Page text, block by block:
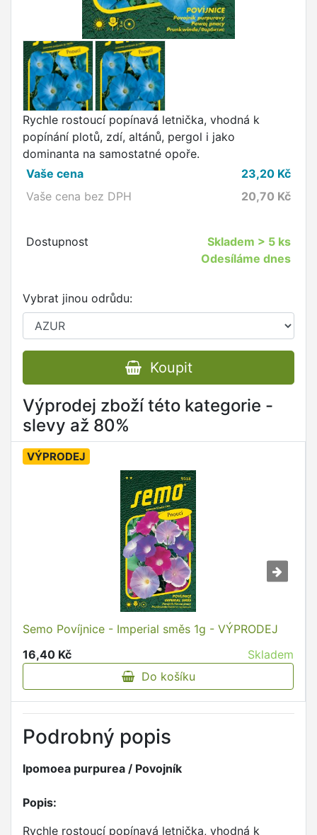
Rychle rostoucí popínavá letnička, vhodná k
popínání plotů, zdí, altánů, pergol i jako
dominanta na samostatné opoře.
Vaše cena
23,20 Kč
Vaše cena bez DPH
20,70 Kč
Dostupnost Skladem > 5 ks
Odesíláme dnes
Vybrat jinou odrůdu:
Koupit
Výprodej zboží této kategorie -
slevy až 80%
VÝPRODEJ
Semo Povíjnice - Imperial směs 1g - VÝPRODEJ
16,40 Kč
Skladem
Do košíku
Podrobný popis
Ipomoea purpurea / Povojník
Popis:
Rychle rostoucí popínavá letnička, vhodná k